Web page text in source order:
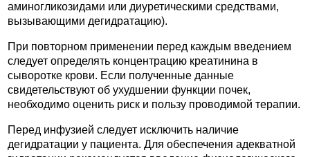
аминогликозидами или диуретическими средствами,
вызывающими дегидратацию).
При повторном применении перед каждым введением
следует определять концентрацию креатинина в
сыворотке крови. Если полученные данные
свидетельствуют об ухудшении функции почек,
необходимо оценить риск и пользу проводимой терапии.
Перед инфузией следует исключить наличие
дегидратации у пациента. Для обеспечения адекватной